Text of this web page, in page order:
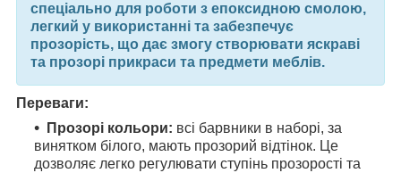
спеціально для роботи з епоксидною смолою,
легкий у використанні та забезпечує
прозорість, що дає змогу створювати яскраві
та прозорі прикраси та предмети меблів.
Переваги:
Прозорі кольори: всі барвники в наборі, за
винятком білого, мають прозорий відтінок. Це
дозволяє легко регулювати ступінь прозорості та